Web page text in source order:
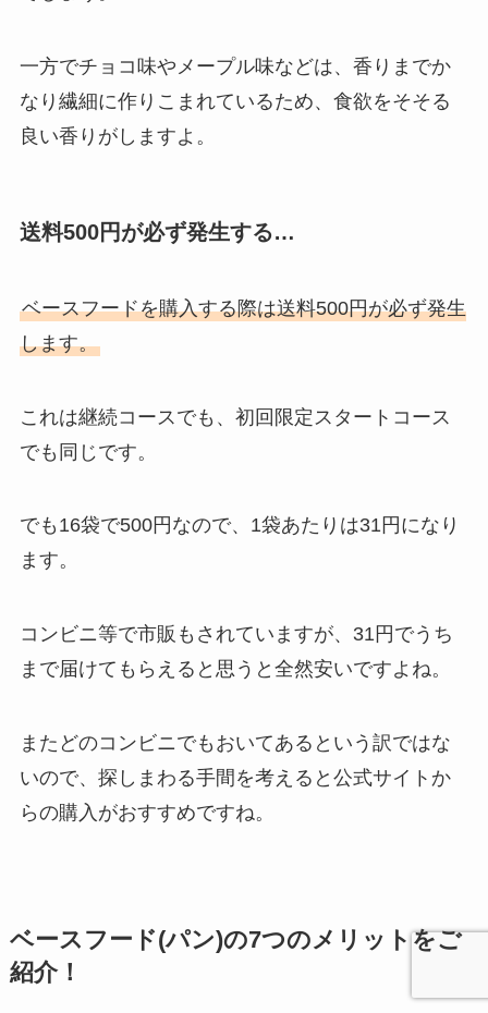
一方でチョコ味やメープル味などは、香りまでか
なり繊細に作りこまれているため、食欲をそそる
良い香りがしますよ。
送料500円が必ず発生する…
ベースフードを購入する際は送料500円が必ず発生
します。
これは継続コースでも、初回限定スタートコース
でも同じです。
でも16袋で500円なので、1袋あたりは31円になり
ます。
コンビニ等で市販もされていますが、31円でうち
まで届けてもらえると思うと全然安いですよね。
またどのコンビニでもおいてあるという訳ではな
いので、探しまわる手間を考えると公式サイトか
らの購入がおすすめですね。
ベースフード(パン)の7つのメリットをご
紹介！